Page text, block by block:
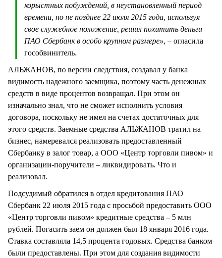
корыстных побуждений, в неустановленный период
времени, но не позднее 22 июля 2015 года, используя
свое служебное положение, решил похитить деньги
ПАО Сбербанк в особо крупном размере», – огласила
гособвинитель.
АЛЬЖАНОВ, по версии следствия, создавал у банка
видимость надежного заемщика, поэтому часть денежных
средств в виде процентов возвращал. При этом он
изначально знал, что не сможет исполнить условия
договора, поскольку не имел на счетах достаточных для
этого средств. Заемные средства АЛЬЖАНОВ тратил на
бизнес, намеревался реализовать предоставленный
Сбербанку в залог товар, а ООО «Центр торговли пивом» и
организации-поручители – ликвидировать. Что и
реализовал.
Подсудимый обратился в отдел кредитования ПАО
Сбербанк 22 июля 2015 года с просьбой предоставить ООО
«Центр торговли пивом» кредитные средства – 5 млн
рублей. Погасить заем он должен был 18 января 2016 года.
Ставка составляла 14,5 процента годовых. Средства банком
были предоставлены. При этом для создания видимости